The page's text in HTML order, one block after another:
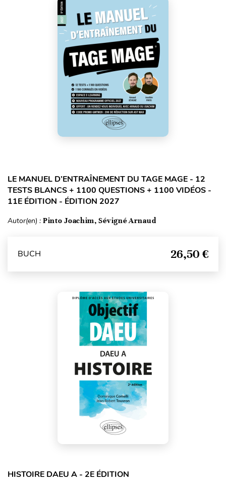
LE MANUEL D’ENTRAÎNEMENT DU TAGE MAGE - 12
TESTS BLANCS + 1100 QUESTIONS + 1100 VIDÉOS -
11E ÉDITION - ÉDITION 2027
Autor(en) : Pinto Joachim, Sévigné Arnaud
BUCH 26,50 €
HISTOIRE DAEU A - 2E ÉDITION